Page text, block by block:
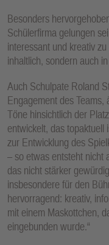
Besonders
Schülerfirma gelungen
interessant und kreativ
inhaltlich, sondern auch
Auch Schulpate Roland
Engagement des
Töne hinsichtlich der
entwickelt, das
zur Entwicklung des
– so etwas entsteht nicht
das nicht stärker
insbesondere für den
hervorragend: kreativ,
mit einem Maskottchen,
eingebunden wurde.“